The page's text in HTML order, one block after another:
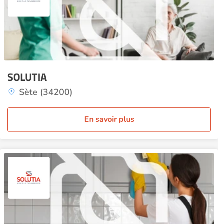
SOLUTIA
Sète (34200)
En savoir plus